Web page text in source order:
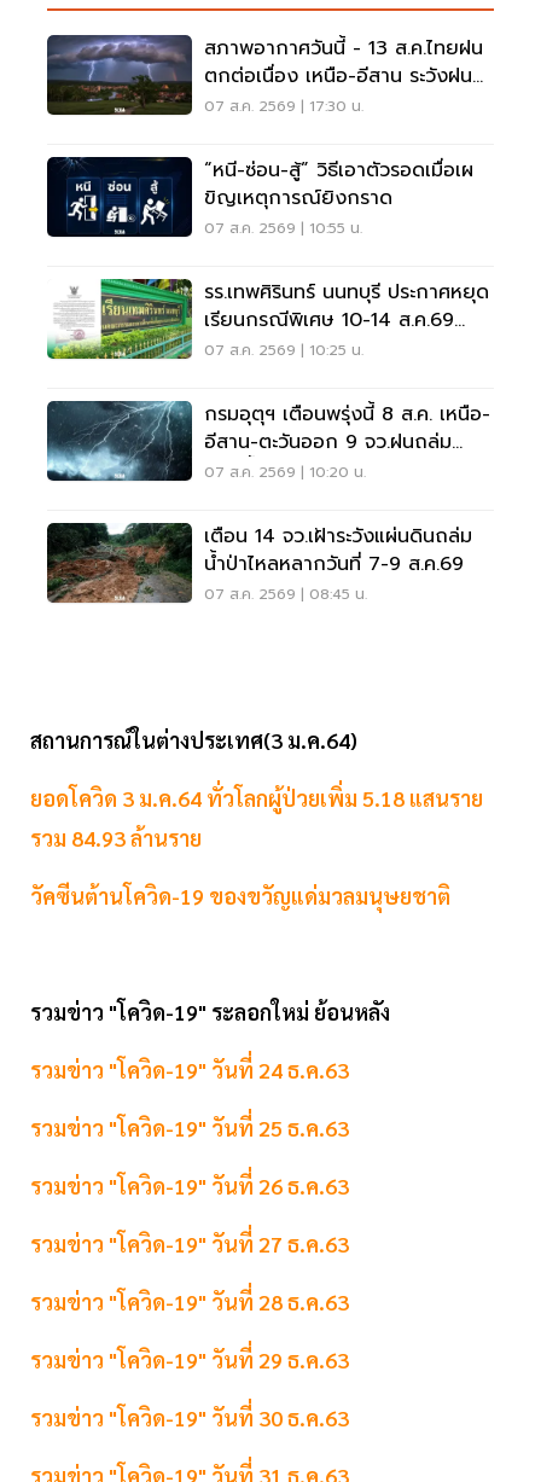
สภาพอากาศวันนี้ - 13 ส.ค.ไทยฝน
ตกต่อเนื่อง เหนือ-อีสาน ระวังฝน
ตกหนักมากบางแห่ง
07 ส.ค. 2569 | 17:30 น.
“หนี-ซ่อน-สู้” วิธีเอาตัวรอดเมื่อเผ
ขิญเหตุการณ์ยิงกราด
07 ส.ค. 2569 | 10:55 น.
รร.เทพศิรินทร์ นนทบุรี ประกาศหยุด
เรียนกรณีพิเศษ 10-14 ส.ค.69
หลังเหตุกราดยิง
07 ส.ค. 2569 | 10:25 น.
กรมอุตุฯ เตือนพรุ่งนี้ 8 ส.ค. เหนือ-
อีสาน-ตะวันออก 9 จว.ฝนถล่ม
ระวังน้ำท่วมฉับพลัน
07 ส.ค. 2569 | 10:20 น.
เตือน 14 จว.เฝ้าระวังแผ่นดินถล่ม
น้ำป่าไหลหลากวันที่ 7-9 ส.ค.69
07 ส.ค. 2569 | 08:45 น.
สถานการณ์ในต่างประเทศ(3 ม.ค.64)
ยอดโควิด 3 ม.ค.64 ทั่วโลกผู้ป่วยเพิ่ม 5.18 แสนราย
รวม 84.93 ล้านราย
วัคซีนต้านโควิด-19 ของขวัญแด่มวลมนุษยชาติ
รวมข่าว "โควิด-19" ระลอกใหม่ ย้อนหลัง
รวมข่าว "โควิด-19" วันที่ 24 ธ.ค.63
รวมข่าว "โควิด-19" วันที่ 25 ธ.ค.63
รวมข่าว "โควิด-19" วันที่ 26 ธ.ค.63
รวมข่าว "โควิด-19" วันที่ 27 ธ.ค.63
รวมข่าว "โควิด-19" วันที่ 28 ธ.ค.63
รวมข่าว "โควิด-19" วันที่ 29 ธ.ค.63
รวมข่าว "โควิด-19" วันที่ 30 ธ.ค.63
รวมข่าว "โควิด-19" วันที่ 31 ธ.ค.63